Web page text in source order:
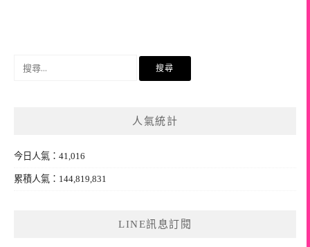
人氣統計
今日人氣：41,016
累積人氣：144,819,831
LINE訊息訂閱